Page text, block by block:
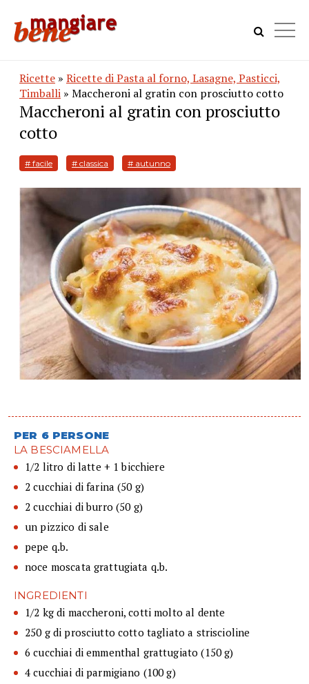
Ricette » Ricette di Pasta al forno, Lasagne, Pasticci,
Timballi » Maccheroni al gratin con prosciutto cotto
Maccheroni al gratin con prosciutto
cotto
# facile # classica # autunno
PER 6 PERSONE
LA BESCIAMELLA
1/2 litro di latte + 1 bicchiere
2 cucchiai di farina (50 g)
2 cucchiai di burro (50 g)
un pizzico di sale
pepe q.b.
noce moscata grattugiata q.b.
INGREDIENTI
1/2 kg di maccheroni, cotti molto al dente
250 g di prosciutto cotto tagliato a striscioline
6 cucchiai di emmenthal grattugiato (150 g)
4 cucchiai di parmigiano (100 g)